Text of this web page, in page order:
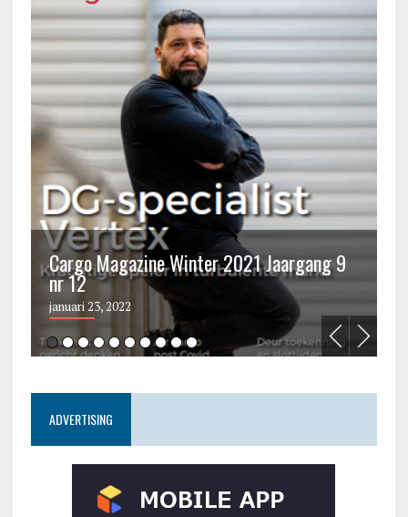
Cargo Magazine Winter 2021 Jaargang 9
nr 12
januari 23, 2022
ADVERTISING